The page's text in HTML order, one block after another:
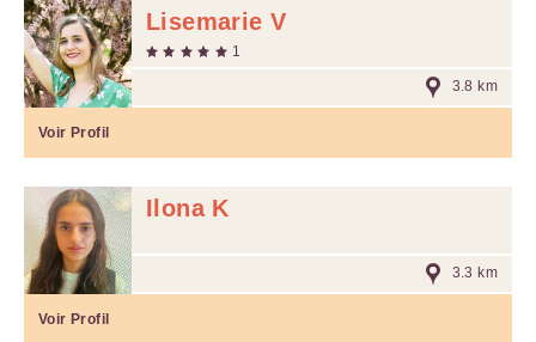
Lisemarie V
1
3.8 km
Voir Profil
Ilona K
3.3 km
Voir Profil